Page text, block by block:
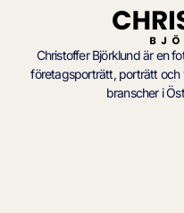
Christoffer Björklund är en
företagsporträtt, porträtt och
branscher i